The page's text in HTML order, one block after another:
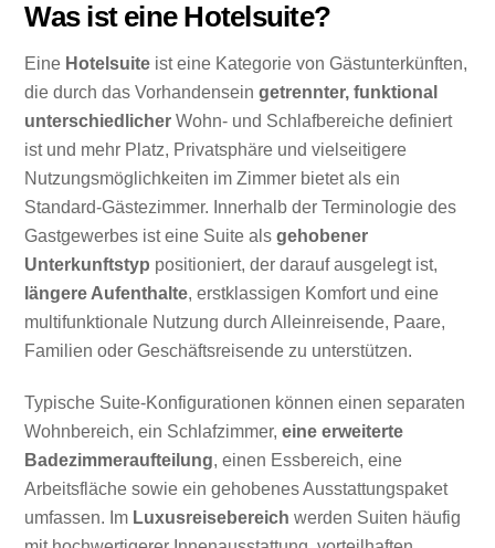
Was ist eine Hotelsuite?
Eine Hotelsuite ist eine Kategorie von Gästunterkünften,
die durch das Vorhandenseingetrennter, funktional
unterschiedlicher Wohn- und Schlafbereiche definiert
ist und mehr Platz, Privatsphäre und vielseitigere
Nutzungsmöglichkeiten im Zimmer bietet als ein
Standard-Gästezimmer. Innerhalb der Terminologie des
Gastgewerbes ist eine Suite alsgehobener
Unterkunftstyp positioniert, der darauf ausgelegt ist,
längere Aufenthalte, erstklassigen Komfort und eine
multifunktionale Nutzung durch Alleinreisende, Paare,
Familien oder Geschäftsreisende zu unterstützen.
Typische Suite-Konfigurationen können einen separaten
Wohnbereich, ein Schlafzimmer,eine erweiterte
Badezimmeraufteilung, einen Essbereich, eine
Arbeitsfläche sowie ein gehobenes Ausstattungspaket
umfassen. Im Luxusreisebereich werden Suiten häufig